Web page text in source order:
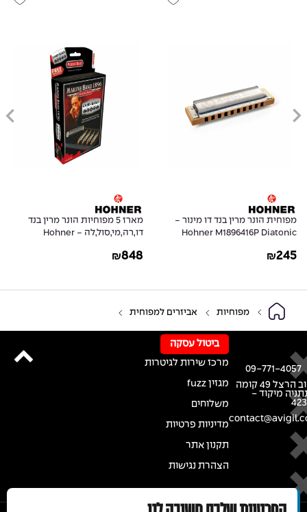
מפוחית הונר מרין בנד דו מינור -
Hohner M1896416P Diatonic
C Natural Minor
₪245
מארז 5 מפוחיות הונר מרין בנד
דו,רה,מי,סול,לה - Hohner
5-PACK Set Marine Band 1896 in
₪848
מפוחיות אביזרים למפוחית
רחוב הרצל 49 קומה
מיקוד -
09-771-4057
ביטול עסקה
מרכז שירות לגיטרות
מגזין fuzz
משלוחים
מדיניות פרטיות
תקנון אתר
הצהרת נגישות